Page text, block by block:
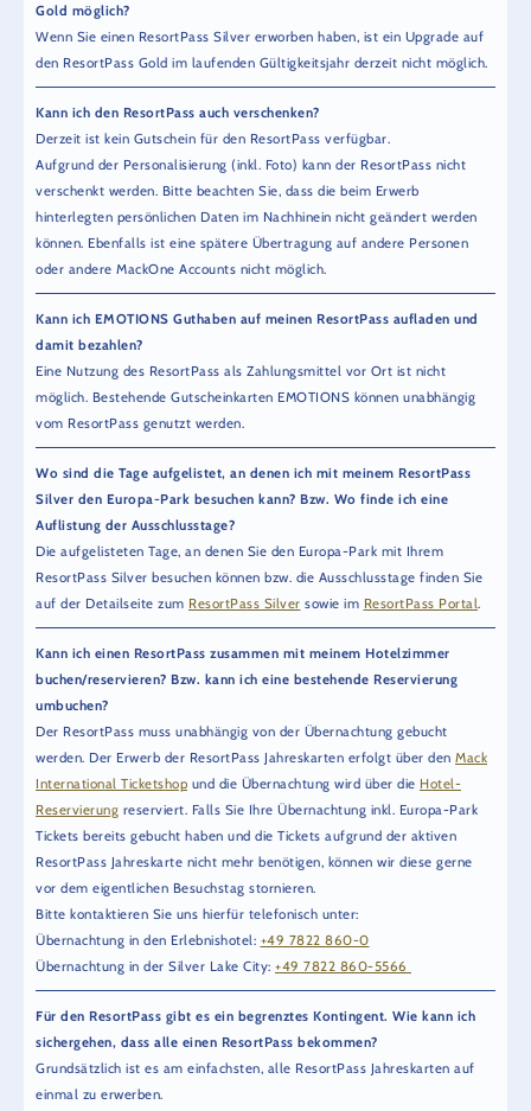
Gold möglich?
Wenn Sie einen ResortPass Silver erworben haben, ist ein Upgrade auf
den ResortPass Gold im laufenden Gültigkeitsjahr derzeit nicht möglich.
Kann ich den ResortPass auch verschenken?
Derzeit ist kein Gutschein für den ResortPass verfügbar.
Aufgrund der Personalisierung (inkl. Foto) kann der ResortPass nicht
verschenkt werden. Bitte beachten Sie, dass die beim Erwerb
hinterlegten persönlichen Daten im Nachhinein nicht geändert werden
können. Ebenfalls ist eine spätere Übertragung auf andere Personen
oder andere MackOne Accounts nicht möglich.
Kann ich EMOTIONS Guthaben auf meinen ResortPass aufladen und
damit bezahlen?
Eine Nutzung des ResortPass als Zahlungsmittel vor Ort ist nicht
möglich. Bestehende Gutscheinkarten EMOTIONS können unabhängig
vom ResortPass genutzt werden.
Wo sind die Tage aufgelistet, an denen ich mit meinem ResortPass
Silver den Europa-Park besuchen kann? Bzw. Wo finde ich eine
Auflistung der Ausschlusstage?
Die aufgelisteten Tage, an denen Sie den Europa-Park mit Ihrem
ResortPass Silver besuchen können bzw. die Ausschlusstage finden Sie
auf der Detailseite zum ResortPass Silver sowie im ResortPass Portal.
Kann ich einen ResortPass zusammen mit meinem Hotelzimmer
buchen/reservieren? Bzw. kann ich eine bestehende Reservierung
umbuchen?
Der ResortPass muss unabhängig von der Übernachtung gebucht
werden. Der Erwerb der ResortPass Jahreskarten erfolgt über den Mack
International Ticketshop und die Übernachtung wird über die Hotel-
Reservierung reserviert. Falls Sie Ihre Übernachtung inkl. Europa-Park
Tickets bereits gebucht haben und die Tickets aufgrund der aktiven
ResortPass Jahreskarte nicht mehr benötigen, können wir diese gerne
vor dem eigentlichen Besuchstag stornieren.
Bitte kontaktieren Sie uns hierfür telefonisch unter:
Übernachtung in den Erlebnishotel: +49 7822 860-0
Übernachtung in der Silver Lake City: +49 7822 860-5566
Für den ResortPass gibt es ein begrenztes Kontingent. Wie kann ich
sichergehen, dass alle einen ResortPass bekommen?
Grundsätzlich ist es am einfachsten, alle ResortPass Jahreskarten auf
einmal zu erwerben.